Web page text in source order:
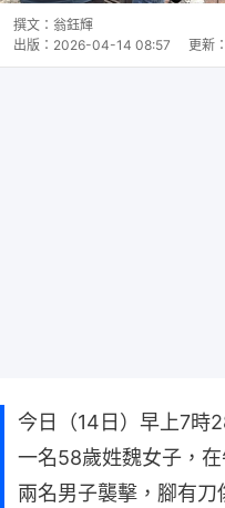
撰文： 翁鈺輝
出版： 2026-04-14 08:57 更新：
今日（14日）早上7時
一名58歲姓魏女子，
兩名男子襲擊，腳有